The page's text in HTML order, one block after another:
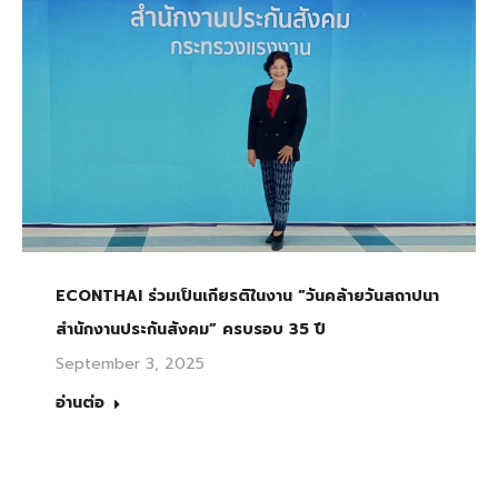
ECONTHAI ร่วมเป็นเกียรติในงาน “วันคล้ายวันสถาปนา
สำนักงานประกันสังคม” ครบรอบ 35 ปี
September 3, 2025
อ่านต่อ